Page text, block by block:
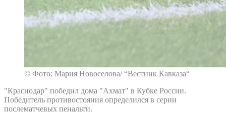
© Фото: Мария Новоселова/ “Вестник Кавказа“
"Краснодар" победил дома "Ахмат" в Кубке России.
Победитель противостояния определился в серии
послематчевых пенальти.